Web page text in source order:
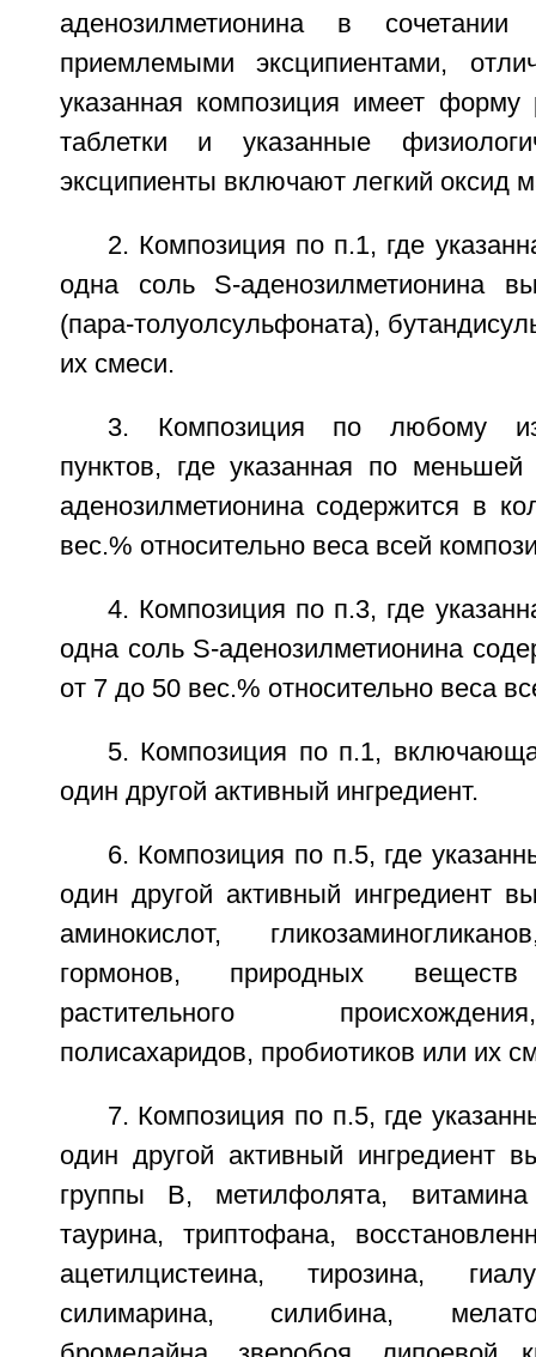
аденозилметионина в сочетании
приемлемыми эксципиентами,
указанная композиция имеет форму
таблетки и указанные
эксципиенты включают легкий оксид
2. Композиция по п.1, где
одна соль S-аденозилметионина
(пара-толуолсульфоната),
их смеси.
3. Композиция по любому
пунктов, где указанная по
аденозилметионина содержится в
вес.% относительно веса всей
4. Композиция по п.3, где
одна соль S-аденозилметионина
от 7 до 50 вес.% относительно веса
5. Композиция по п.1,
один другой активный ингредиент.
6. Композиция по п.5, где
один другой активный ингредиент
аминокислот,
гормонов, природных
растительного
полисахаридов, пробиотиков или их
7. Композиция по п.5, где
один другой активный ингредиент
группы B, метилфолята,
таурина, триптофана,
ацетилцистеина, тирозина,
силимарина, силибина,